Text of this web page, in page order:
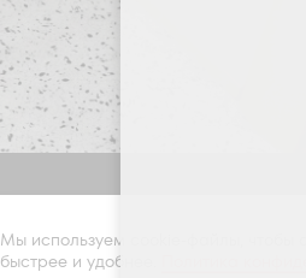
Мы используем cookie-файлы, чтобы
быстрее и удобнее.